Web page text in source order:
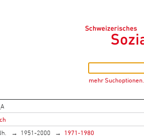
mehr Suchoptionen…
1951-2000
1971-1980